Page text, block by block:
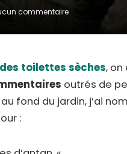
commentaire
toilettes sèches,
outrés de
fond du jardin, j’ai
: